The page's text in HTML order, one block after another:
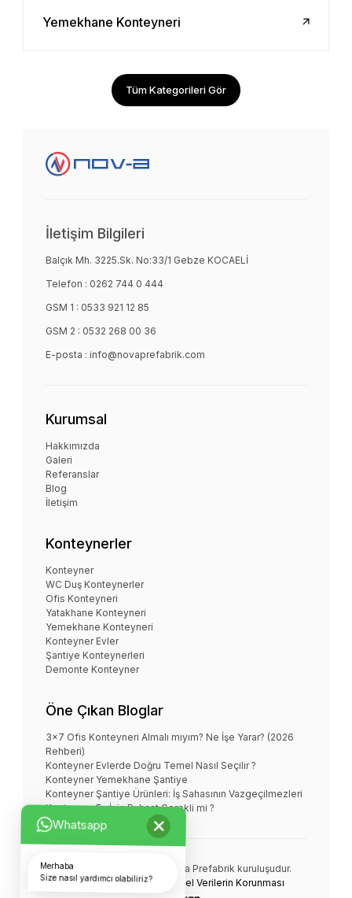
Yemekhane Konteyneri
Tüm Kategorileri Gör
İletişim Bilgileri
Balçık Mh. 3225.Sk. No:33/1 Gebze KOCAELİ
Telefon : 0262 744 0 444
GSM 1 : 0533 921 12 85
GSM 2 : 0532 268 00 36
E-posta : info@novaprefabrik.com
Kurumsal
Hakkımızda
Galeri
Referanslar
Blog
İletişim
Konteynerler
Konteyner
WC Duş Konteynerler
Ofis Konteyneri
Yatakhane Konteyneri
Yemekhane Konteyneri
Konteyner Evler
Şantiye Konteynerleri
Demonte Konteyner
Öne Çıkan Bloglar
3x7 Ofis Konteyneri Almalı mıyım? Ne İşe Yarar? (2026
Rehberi)
Konteyner Evlerde Doğru Temel Nasıl Seçilir ?
Konteyner Yemekhane Şantiye
Konteyner Şantiye Ürünleri: İş Sahasının Vazgeçilmezleri
Konteyner Ev İçin Ruhsat Gerekli mi ?
NOVA KONTEYNER bir Nova Prefabrik kuruluşudur.
© Tüm Hakları Saklıdır.
Kişisel Verilerin Korunması
Whatsapp ×
Merhaba
Size nasıl yardımcı olabiliriz?